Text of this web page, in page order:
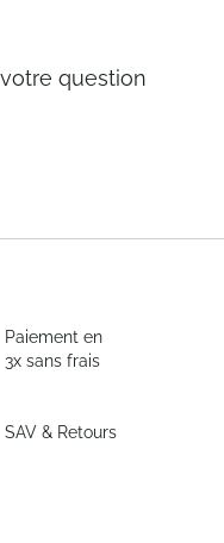
question
Paiement en
3x sans frais
SAV & Retours